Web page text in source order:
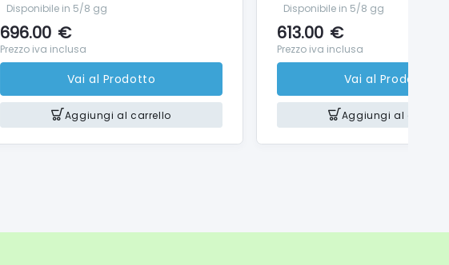
Disponibile in 5/8 gg
696.00 €
Prezzo iva inclusa
Vai al Prodotto
Aggiungi al carrello
Disponibile in 5/8 gg
613.00 €
Prezzo iva inclusa
Vai al Prodotto
Aggiungi al carrello